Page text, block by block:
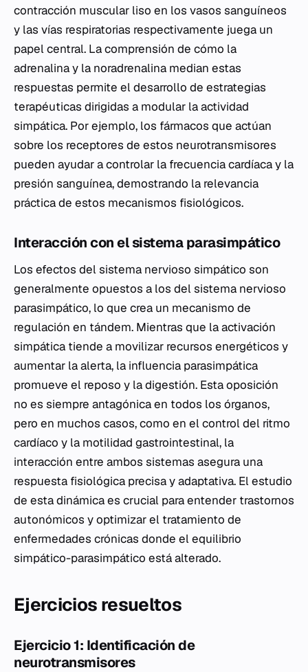
contracción muscular liso en los vasos sanguíneos
y las vías respiratorias respectivamente juega un
papel central. La comprensión de cómo la
adrenalina y la noradrenalina median estas
respuestas permite el desarrollo de estrategias
terapéuticas dirigidas a modular la actividad
simpática. Por ejemplo, los fármacos que actúan
sobre los receptores de estos neurotransmisores
pueden ayudar a controlar la frecuencia cardíaca y la
presión sanguínea, demostrando la relevancia
práctica de estos mecanismos fisiológicos.
Interacción con el sistema parasimpático
Los efectos del sistema nervioso simpático son
generalmente opuestos a los del sistema nervioso
parasimpático, lo que crea un mecanismo de
regulación en tándem. Mientras que la activación
simpática tiende a movilizar recursos energéticos y
aumentar la alerta, la influencia parasimpática
promueve el reposo y la digestión. Esta oposición
no es siempre antagónica en todos los órganos,
pero en muchos casos, como en el control del ritmo
cardíaco y la motilidad gastrointestinal, la
interacción entre ambos sistemas asegura una
respuesta fisiológica precisa y adaptativa. El estudio
de esta dinámica es crucial para entender trastornos
autonómicos y optimizar el tratamiento de
enfermedades crónicas donde el equilibrio
simpático-parasimpático está alterado.
Ejercicios resueltos
Ejercicio 1: Identificación de
neurotransmisores